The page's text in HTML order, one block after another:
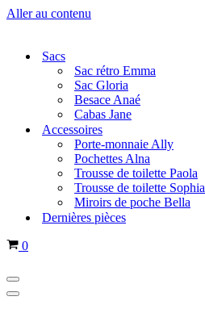
Aller au contenu
Sacs
Sac rétro Emma
Sac Gloria
Besace Anaé
Cabas Jane
Accessoires
Porte-monnaie Ally
Pochettes Alna
Trousse de toilette Paola
Trousse de toilette Sophia
Miroirs de poche Bella
Dernières pièces
Panier
0
Menu
de
Menu